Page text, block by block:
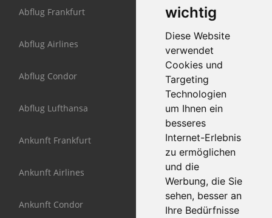
wichtig
Diese Website
verwendet
Cookies und
Targeting
Technologien
um Ihnen ein
besseres
Internet-Erlebnis
zu ermöglichen
und die
Werbung, die Sie
sehen, besser an
Ihre Bedürfnisse
Abflug Frankfurt
Abflug Airlines
Abflug Condor
Abflug Lufthansa
Ankunft Frankfurt
Ankunft Airlines
Ankunft Condor